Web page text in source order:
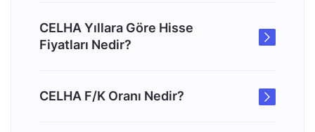
CELHA Yıllara Göre Hisse
Fiyatları Nedir?
CELHA F/K Oranı Nedir?